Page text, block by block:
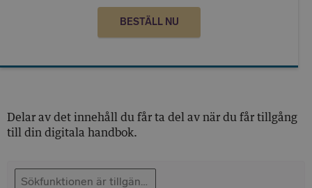
BESTÄLL NU
Delar av det innehåll du får ta del av när du får tillgång
till din digitala handbok.